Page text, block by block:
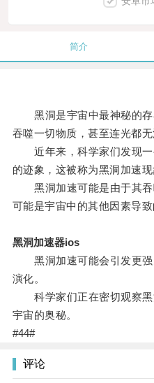
简介
黑洞是宇宙中最神秘的存
吞噬一切物质，甚至连光都无
近年来，科学家们发现一
的迹象，这被称为黑洞加速现
黑洞加速可能是由于其吞
可能是宇宙中的其他因素导致
黑洞加速器ios
黑洞加速可能会引发更强
演化。
科学家们正在密切观察黑
宇宙的奥秘。
#44#
评论